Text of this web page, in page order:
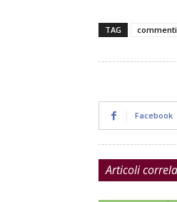
TAG commenti
Facebook
Articoli